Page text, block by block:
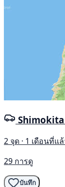
2 จุด · 1 เดือนที่แ
29 การดู
บันทึก